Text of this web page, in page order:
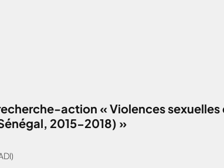
action « Violences sexuelles
2015-2018) »